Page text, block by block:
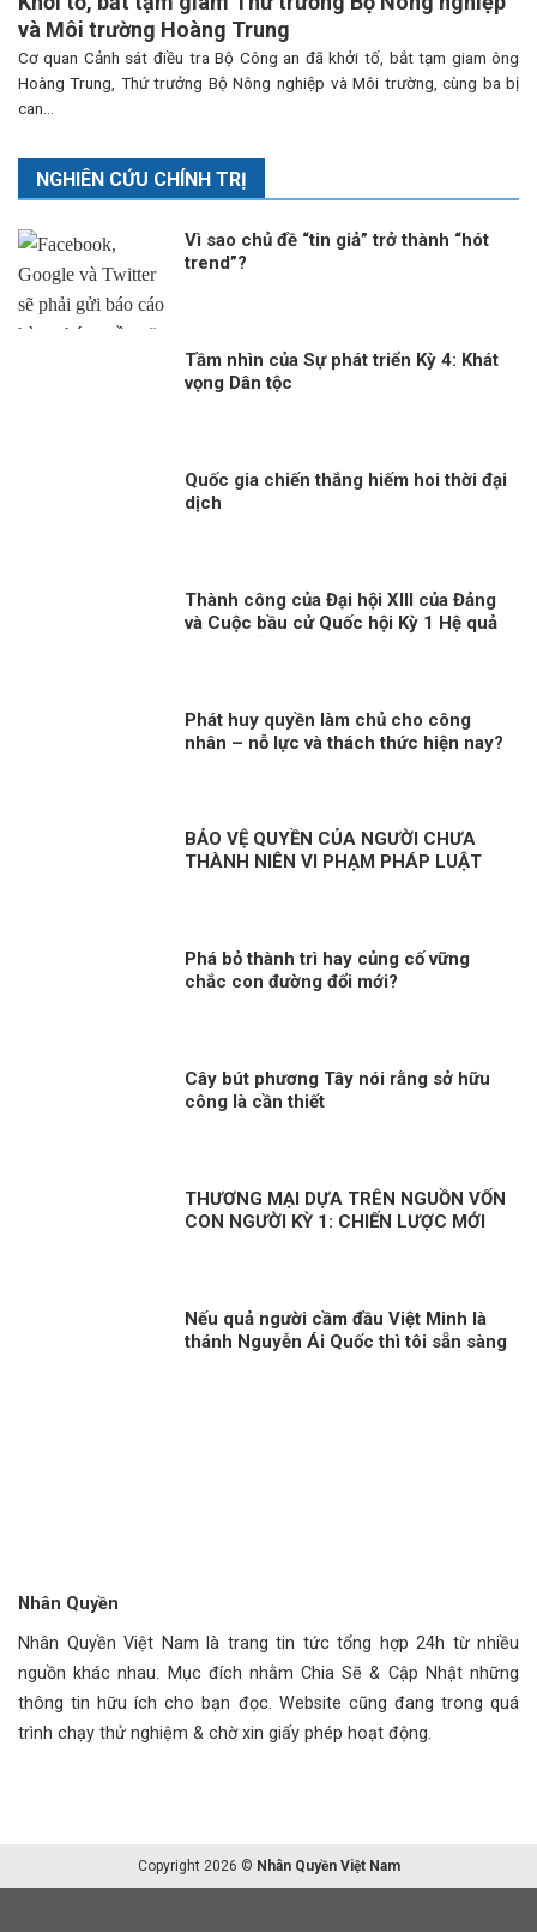
và Môi trường Hoàng Trung
Cơ quan Cảnh sát điều tra Bộ Công an đã khởi tố, bắt tạm giam ông
Hoàng Trung, Thứ trưởng Bộ Nông nghiệp và Môi trường, cùng ba bị
can...
NGHIÊN CỨU CHÍNH TRỊ
Vì sao chủ đề “tin giả” trở thành “hót
trend”?
Tầm nhìn của Sự phát triển Kỳ 4: Khát
vọng Dân tộc
Quốc gia chiến thắng hiếm hoi thời đại
dịch
Thành công của Đại hội XIII của Đảng
và Cuộc bầu cử Quốc hội Kỳ 1 Hệ quả
Phát huy quyền làm chủ cho công
nhân – nỗ lực và thách thức hiện nay?
BẢO VỆ QUYỀN CỦA NGƯỜI CHƯA
THÀNH NIÊN VI PHẠM PHÁP LUẬT
Phá bỏ thành trì hay củng cố vững
chắc con đường đổi mới?
Cây bút phương Tây nói rằng sở hữu
công là cần thiết
THƯƠNG MẠI DỰA TRÊN NGUỒN VỐN
CON NGƯỜI KỲ 1: CHIẾN LƯỢC MỚI
Nếu quả người cầm đầu Việt Minh là
thánh Nguyễn Ái Quốc thì tôi sẵn sàng
Nhân Quyền
Nhân Quyền Việt Nam là trang tin tức tổng hợp 24h từ nhiều
nguồn khác nhau. Mục đích nhằm Chia Sẽ & Cập Nhật những
thông tin hữu ích cho bạn đọc. Website cũng đang trong quá
trình chạy thử nghiệm & chờ xin giấy phép hoạt động.
Copyright 2026 © Nhân Quyền Việt Nam